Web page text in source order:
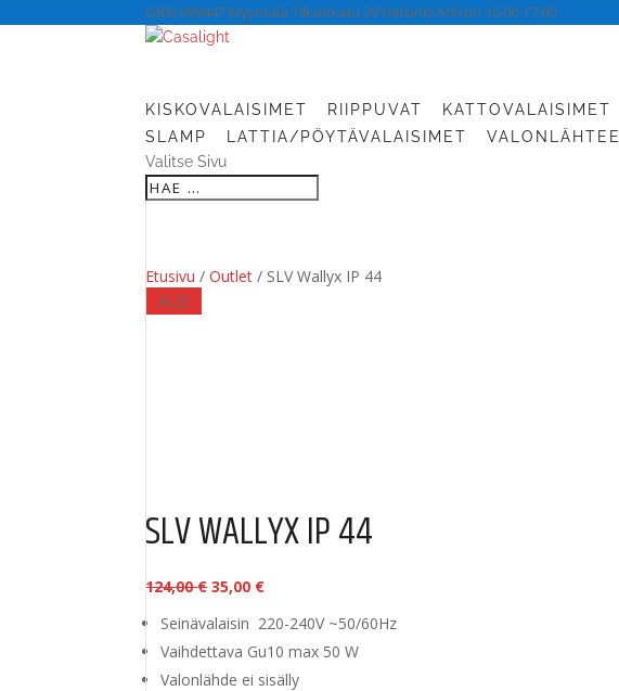
0400-998447 Myymälä Tilkankatu 29 Helsinki Arkisin 10.00-17.00
KISKOVALAISIMET RIIPPUVAT KATTOVALAISIMET
SLAMP
LATTIA/PÖYTÄVALAISIMET
Valitse Sivu
Etusivu /Outlet / SLV Wallyx IP 44
ALE!
SLV WALLYX IP 44
124,00€Alkuperäinen
oli:
124,00 €.
35,00 €Nykyinen
on:
35,00 €.
Seinävalaisin 220-240V ~50/60Hz
Vaihdettava Gu10 max 50 W
Valonlähde ei sisälly